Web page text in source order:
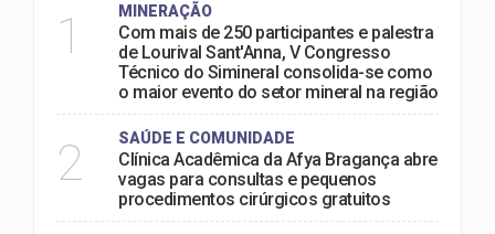
1 MINERAÇÃO
Com mais de 250 participantes e palestra
de Lourival Sant'Anna, V Congresso
Técnico do Simineral consolida-se como
o maior evento do setor mineral na região
2 SAÚDE E COMUNIDADE
Clínica Acadêmica da Afya Bragança abre
vagas para consultas e pequenos
procedimentos cirúrgicos gratuitos